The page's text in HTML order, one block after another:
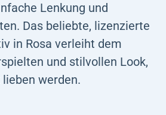
Lenkung und
Das beliebte, lizenzierte
in Rosa verleiht dem
und stilvollen Look,
werden.